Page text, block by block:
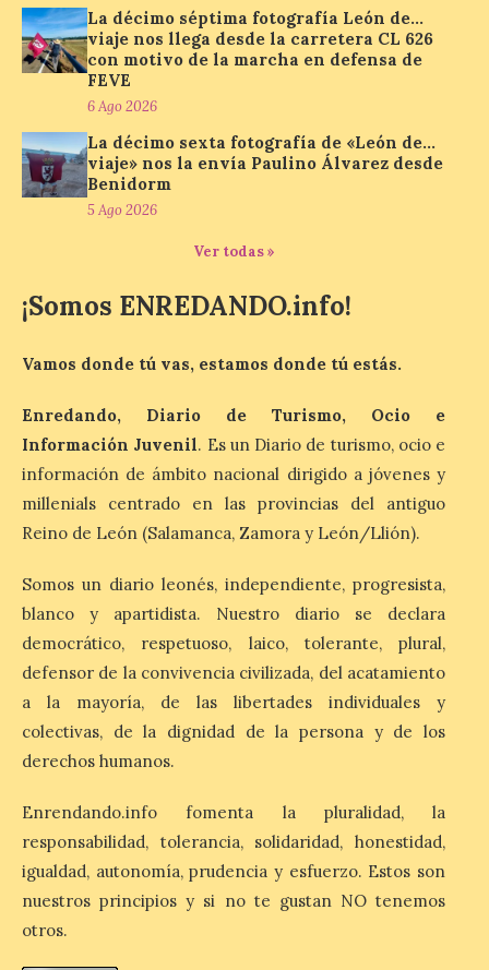
7 Ago 2026
volverá a estar presente
en la zona de descanso
junto al control de firmas
y, como novedad, en el
Leaders Lounge, dos espacios exclusivos
para los ciclistas. El recorrido de La
Vuelta discurrirá junto a 17 […]
Última llamada: Eclipse
total del 12 de agosto.
precio
León es la provincia más
económica (116€/noche),
pero también una de las
más agotadas: solo un 4%
de alojamientos libres.
provincias con menos margen: apenas un
1% de los alojamientos siguen libres para
esas […]
El eclipse genera un boom
de reservas hoteleras y
precios desorbitados,
según SiteMinder
7 Ago 2026
Asturias lidera el impacto
del fenómeno, con el
mayor aumento en
auge de la demanda redefine la
La décimo séptima fotografía León de…
viaje nos llega desde la carretera CL 626
con motivo de la marcha en defensa de
FEVE
6 Ago 2026
La décimo sexta fotografía de «León de…
viaje» nos la envía Paulino Álvarez desde
Benidorm
5 Ago 2026
Ver todas »
¡Somos ENREDANDO.info!
Vamos donde tú vas, estamos donde tú estás.
Enredando, Diario de Turismo, Ocio e
Información Juvenil. Es un Diario de turismo, ocio e
información de ámbito nacional dirigido a jóvenes y
millenials centrado en las provincias del antiguo
Reino de León (Salamanca, Zamora y León/Llión).
Somos un diario leonés, independiente, progresista,
blanco y apartidista. Nuestro diario se declara
democrático, respetuoso, laico, tolerante, plural,
defensor de la convivencia civilizada, del acatamiento
a la mayoría, de las libertades individuales y
colectivas, de la dignidad de la persona y de los
derechos humanos.
Enrendando.info fomenta la pluralidad, la
responsabilidad, tolerancia, solidaridad, honestidad,
igualdad, autonomía, prudencia y esfuerzo. Estos son
nuestros principios y si no te gustan NO tenemos
otros.